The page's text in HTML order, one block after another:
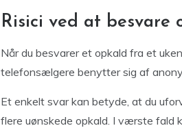
Risici ved at besvare
Når du besvarer et opkald fra et
telefonsælgere benytter sig af
Et enkelt svar kan betyde, at du
flere uønskede opkald. I værste fald